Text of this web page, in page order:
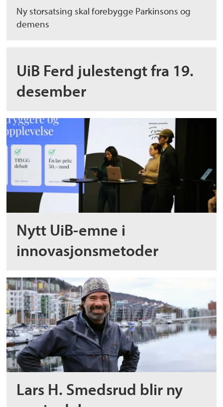
Ny storsatsing skal forebygge Parkinsons og
demens
UiB Ferd julestengt fra 19.
desember
Nytt UiB-emne i
innovasjonsmetoder
Lars H. Smedsrud blir ny